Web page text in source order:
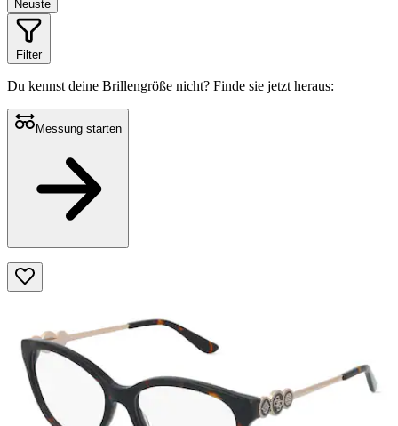
Neuste
Filter
Du kennst deine Brillengröße nicht? Finde sie jetzt heraus:
Messung starten